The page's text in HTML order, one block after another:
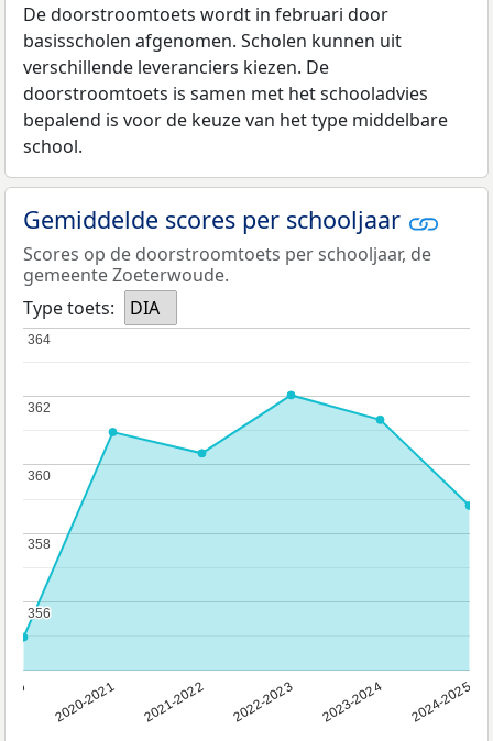
De doorstroomtoets wordt in februari door
basisscholen afgenomen. Scholen kunnen uit
verschillende leveranciers kiezen. De
doorstroomtoets is samen met het schooladvies
bepalend is voor de keuze van het type middelbare
school.
Gemiddelde scores per schooljaar
Scores op de doorstroomtoets per schooljaar, de
gemeente Zoeterwoude.
Type toets:
DIA
2020-2021 2021-2022 2022-2023 2023-2024 2024-2025
356
356
358
358
360
360
362
362
364
364